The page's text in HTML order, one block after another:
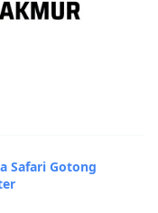
Safari Gotong